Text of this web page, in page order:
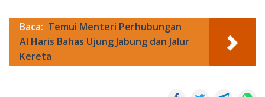
Baca: Temui Menteri Perhubungan
Al Haris Bahas Ujung Jabung dan Jalur
Kereta